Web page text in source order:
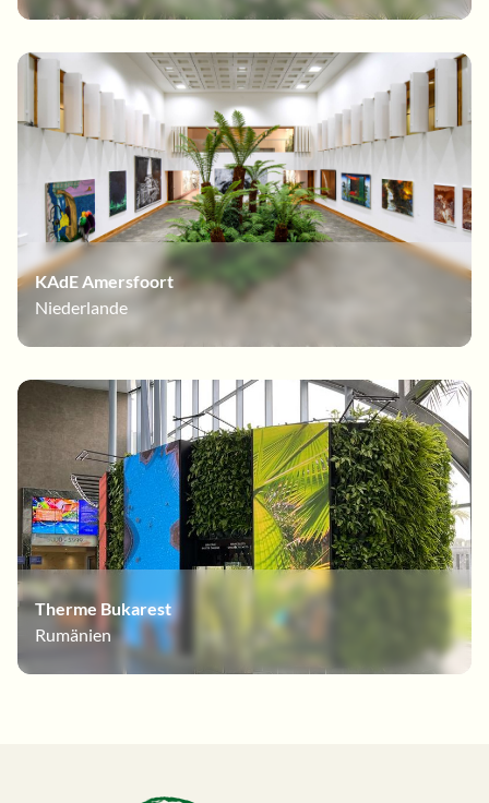
KAdE Amersfoort
Niederlande
Therme Bukarest
Rumänien